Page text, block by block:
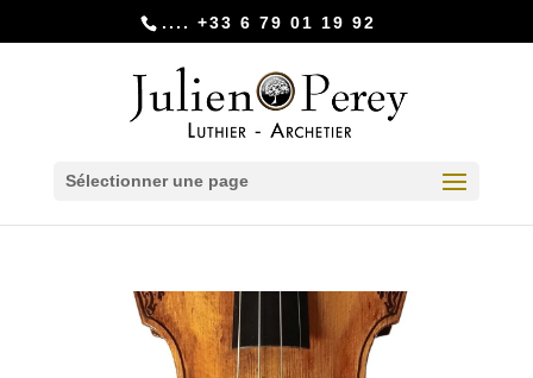
.... +33 6 79 01 19 92
Sélectionner une page